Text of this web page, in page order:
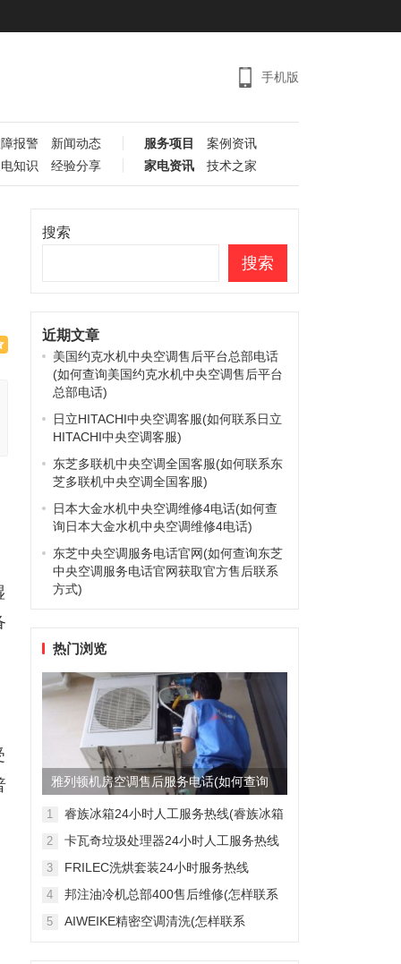
手机版
报警 新闻动态 服务项目
案例资讯
知识
经验分享 家电资讯 技术之家
搜索
搜索
近期文章
美国约克水机中央空调售后平台总部电话
(如何查询美国约克水机中央空调售后平台
总部电话)
日立HITACHI中央空调客服(如何联系日立
HITACHI中央空调客服)
东芝多联机中央空调全国客服(如何联系东
芝多联机中央空调全国客服)
日本大金水机中央空调维修4电话(如何查
询日本大金水机中央空调维修4电话)
东芝中央空调服务电话官网(如何查询东芝
中央空调服务电话官网获取官方售后联系
方式)
热门浏览
雅列顿机房空调售后服务电话(如何查询
雅列顿机房空调售后服务电...
1
睿族冰箱24小时人工服务热线(睿族冰箱
2
卡瓦奇垃圾处理器24小时人工服务热线
是多少？)
3
FRILEC洗烘套装24小时服务热线
少？)
4
邦注油冷机总部400售后维修(怎样联系
5
AIWEIKE精密空调清洗(怎样联系